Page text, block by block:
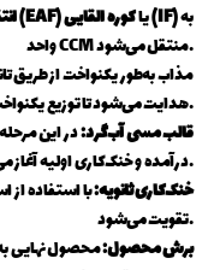
کوره قوس الکتریکی (EAF) یاکوره القایی (IF)به
واحد CCM منتقل می‌شود.
هدایت می‌شود تا توزیع یکنواخت جریان برقرار شود.
قالب مسی آب‌گرد:در این
درآمده و خنک‌کاری اولیه آغاز می‌شود.
خنک‌کاری ثانویه:با استفاده
تقویت می‌شود.
برش محصول:محصول نهایی